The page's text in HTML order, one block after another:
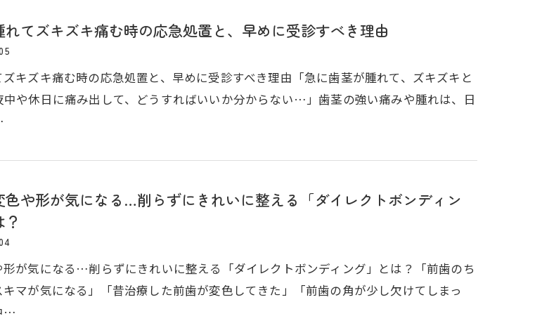
れてズキズキ痛む時の応急処置と、早めに受診すべき理由
キズキ痛む時の応急処置と、早めに受診すべき理由「急に歯茎が腫れて、ズキズキと
や休日に痛み出して、どうすればいいか分からない…」歯茎の強い痛みや腫れは、日
色や形が気になる…削らずにきれいに整える「ダイレクトボンディン
形が気になる…削らずにきれいに整える「ダイレクトボンディング」とは？「前歯のち
キマが気になる」「昔治療した前歯が変色してきた」「前歯の角が少し欠けてしまっ
…